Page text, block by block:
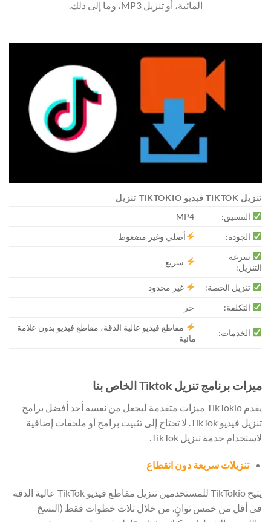
المائية، أو تنزيل MP3، وما إلى ذلك.
تنزيل TIKTOK فيديو TIKTOKIO تنزيل
التنسيق:
MP4
الجودة:
أصلي وغير مضغوط
سرعة
التنزيل:
سريع
تنزيل الحصة:
غير محدود
التكلفة:
حر
الخدمات:
مقاطع فيديو عالية الدقة، مقاطع فيديو بدون علامة
مائية
ميزات برنامج تنزيل Tiktok الخاص بنا
يقدم TikTokio ميزات متقدمة ليجعل من نفسه أحد أفضل برامج
تنزيل فيديو TikTok. لا تحتاج إلى تثبيت برامج أو ملحقات إضافية
لاستخدام خدمة تنزيل TikTok.
تنزيلات سريعة دون انقطاع
يتيح TikTokio للمستخدمين تنزيل مقاطع فيديو TikTok عالية الدقة
في أقل من خمس ثوانٍ. من خلال ثلاث خطوات فقط (النسخ